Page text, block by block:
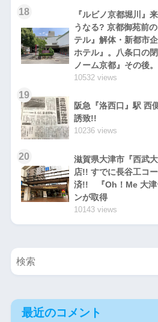
18
『ルビノ京都堀川』
うなる? 京都御苑前
テル』解体・新都市
ホテル』。八条口の
ノーム京都』その後。
10532 views
19
阪急『洛西口』駅 西
誘致!!
10236 views
20
滋賀県大津市『西武
店!! すでに長谷工コ
済!! 『Oh！Me 大津
ンが取得
10143 views
最近のコメント